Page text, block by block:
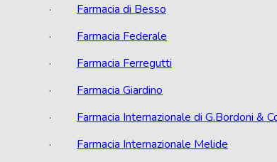
· Farmacia di Besso
· Farmacia Federale
· Farmacia Ferregutti
· Farmacia Giardino
· Farmacia Internazionale di G.Bordoni &
· Farmacia Internazionale Melide